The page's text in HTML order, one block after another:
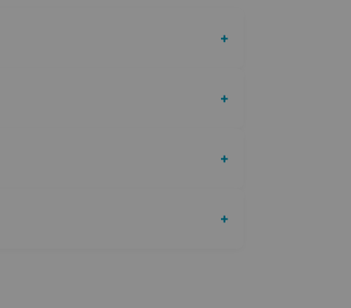
+
+
+
+